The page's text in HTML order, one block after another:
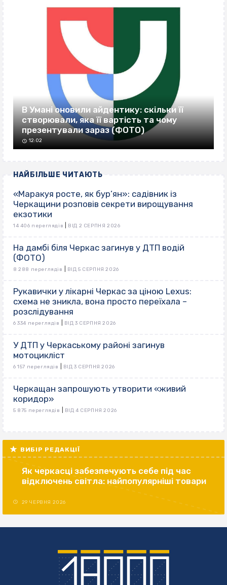
В Умані оновили айдентику: скільки її
створювали, яка її вартість та чому
презентували зараз (ФОТО)
12:02
НАЙБІЛЬШЕ ЧИТАЮТЬ
«Маракуя росте, як бур’ян»: садівник із
Черкащини розповів секрети вирощування
екзотики
14 406 переглядів ВІД 2 СЕРПНЯ 2026
На дамбі біля Черкас загинув у ДТП водій
(ФОТО)
8 288 переглядів ВІД 5 СЕРПНЯ 2026
Рукавички у лікарні Черкас за ціною Lexus:
схема не зникла, вона просто переїхала –
розслідування
6 334 переглядів ВІД 3 СЕРПНЯ 2026
У ДТП у Черкаському районі загинув
мотоцикліст
6 157 переглядів ВІД 3 СЕРПНЯ 2026
Черкащан запрошують утворити «живий
коридор»
5 875 переглядів ВІД 4 СЕРПНЯ 2026
ВИБІР РЕДАКЦІЇ
Як черкасці забезпечують себе під час
відключень світла: найпопулярніші товари
29 ЧЕРВНЯ 2026